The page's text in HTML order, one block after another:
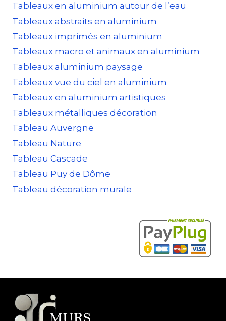
Tableaux en aluminium autour de l’eau
Tableaux abstraits en aluminium
Tableaux imprimés en aluminium
Tableaux macro et animaux en aluminium
Tableaux aluminium paysage
Tableaux vue du ciel en aluminium
Tableaux en aluminium artistiques
Tableaux métalliques décoration
Tableau Auvergne
Tableau Nature
Tableau Cascade
Tableau Puy de Dôme
Tableau décoration murale